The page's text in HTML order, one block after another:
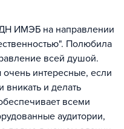
ИМЭБ на направлении
Полюбила
всей душой.
интересные, если
вникать и делать
всеми
аудитории,